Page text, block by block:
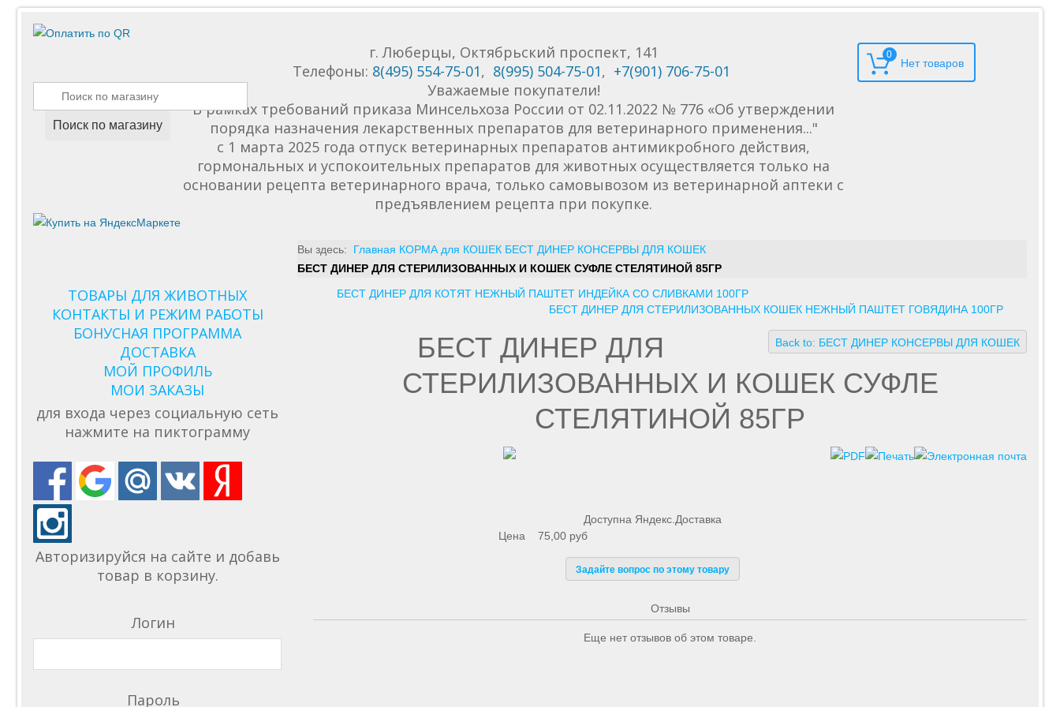
Поиск по магазину
г. Люберцы, Октябрьский проспект, 141
Телефоны: 8(495) 554-75-01, 8(995) 504-75-01, +7(901) 706-75-01
Уважаемые покупатели!
В рамках требований приказа Минсельхоза России от 02.11.2022 № 776 «Об утверждении
порядка назначения лекарственных препаратов для ветеринарного применения..."
с 1 марта 2025 года отпуск ветеринарных препаратов антимикробного действия,
гормональных и успокоительных препаратов для животных осуществляется только на
основании рецепта ветеринарного врача, только самовывозом из ветеринарной аптеки с
предъявлением рецепта при покупке.
0
Вы здесь: Главная КОРМА для КОШЕК БЕСТ ДИНЕР КОНСЕРВЫ ДЛЯ КОШЕК
БЕСТ ДИНЕР ДЛЯ СТЕРИЛИЗОВАННЫХ И КОШЕК СУФЛЕ СТЕЛЯТИНОЙ 85ГР
ТОВАРЫ ДЛЯ ЖИВОТНЫХ
КОНТАКТЫ И РЕЖИМ РАБОТЫ
БОНУСНАЯ ПРОГРАММА
ДОСТАВКА
МОЙ ПРОФИЛЬ
МОИ ЗАКАЗЫ
для входа через социальную сеть
нажмите на пиктограмму
Авторизируйся на сайте и добавь
товар в корзину.
Логин
Пароль
БЕСТ ДИНЕР ДЛЯ КОТЯТ НЕЖНЫЙ ПАШТЕТ ИНДЕЙКА СО СЛИВКАМИ 100ГР
БЕСТ ДИНЕР ДЛЯ СТЕРИЛИЗОВАННЫХ КОШЕК НЕЖНЫЙ ПАШТЕТ ГОВЯДИНА 100ГР
Back to: БЕСТ ДИНЕР КОНСЕРВЫ ДЛЯ КОШЕК
БЕСТ ДИНЕР ДЛЯ
СТЕРИЛИЗОВАННЫХ И КОШЕК СУФЛЕ
СТЕЛЯТИНОЙ 85ГР
Доступна Яндекс.Доставка
Цена
75,00 руб
Задайте вопрос по этому товару
Отзывы
Еще нет отзывов об этом товаре.